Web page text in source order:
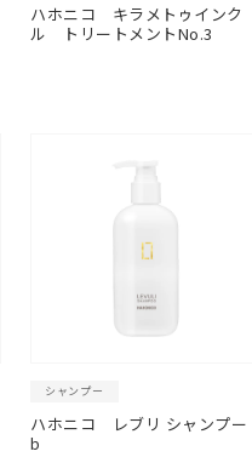
ハホニコ キラメトゥインク
ル トリートメントNo.3
シャンプー
ハホニコ
レブリ シャンプー
b